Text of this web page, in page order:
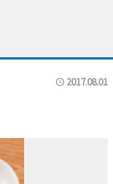
2017.08.01